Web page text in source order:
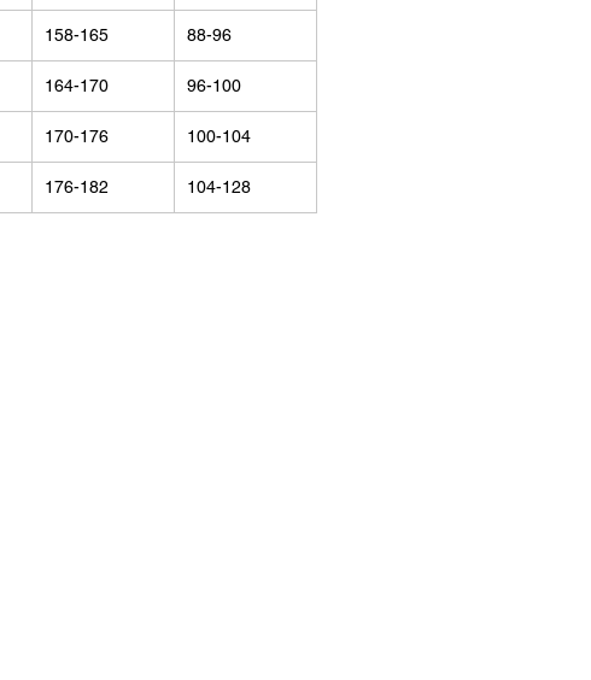
158-165 88-96
164-170 96-100
170-176 100-104
176-182 104-128